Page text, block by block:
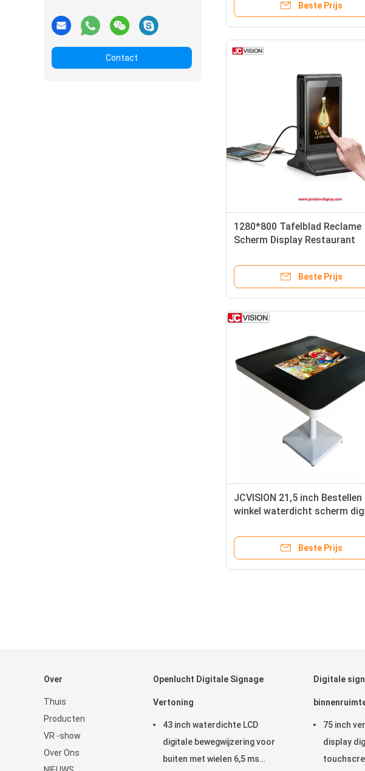
Contact
Beste Prijs
1280*800 Tafelblad Reclame
Scherm Display Restaurant
Beste Prijs
JCVISION 21,5 inch
winkel waterdicht scherm
Beste Prijs
Over
Thuis
Producten
VR -show
Over Ons
Openlucht Digitale Signage
Vertoning
43 inch waterdichte LCD
digitale bewegwijzering voor
buiten met wielen 6,5 ms
Digitale
75 inch
display